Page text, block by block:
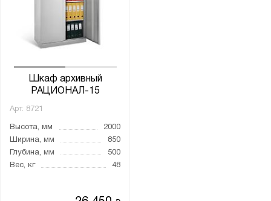
Шкаф архивный
РАЦИОНАЛ-15
Арт. 8721
Высота, мм
2000
Ширина, мм
850
Глубина, мм
500
Вес, кг
48
Страна производства:
Китай
Производитель:
Диком
ПАКС-Металл